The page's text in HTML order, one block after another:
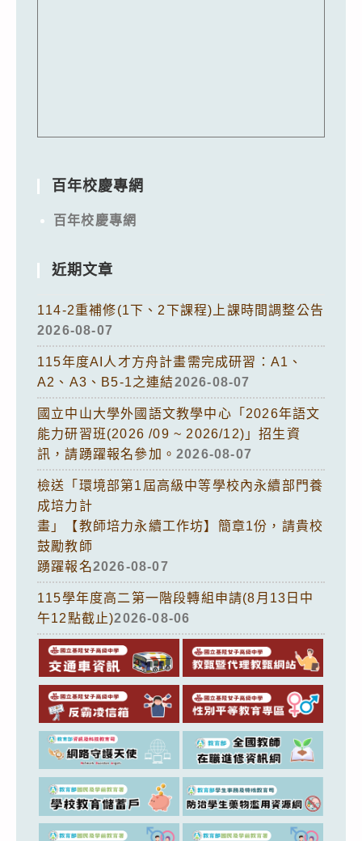
百年校慶專網
百年校慶專網
近期文章
114-2重補修(1下、2下課程)上課時間調整公告
2026-08-07
115年度AI人才方舟計畫需完成研習：A1、
A2、A3、B5-1之連結2026-08-07
國立中山大學外國語文教學中心「2026年語文
能力研習班(2026 /09 ~ 2026/12)」招生資
訊，請踴躍報名參加。 2026-08-07
檢送「環境部第1屆高級中等學校內永續部門養
成培力計
畫」【教師培力永續工作坊】簡章1份，請貴校
鼓勵教師
踴躍報名2026-08-07
115學年度高二第一階段轉組申請(8月13日中
午12點截止)2026-08-06